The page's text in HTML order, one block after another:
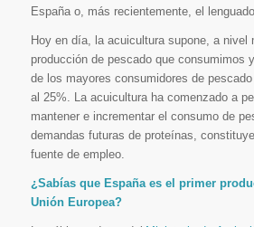
España o, más recientemente, el lenguado.
Hoy en día, la acuicultura supone, a nivel
producción de pescado que consumimos
de los mayores consumidores de
al 25%. La acuicultura ha comenzado a
mantener e incrementar el consumo de
demandas futuras de proteínas,
fuente de empleo.
¿Sabías que España es el primer
Unión Europea?